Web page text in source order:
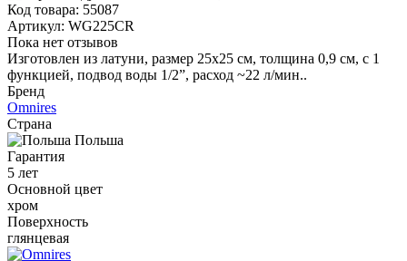
Код товара: 55087
Артикул: WG225CR
Пока нет отзывов
Изготовлен из латуни, размер 25x25 см, толщина 0,9 см, с 1
функцией, подвод воды 1/2”, расход ~22 л/мин..
Бренд
Omnires
Страна
Польша
Гарантия
5 лет
Основной цвет
хром
Поверхность
глянцевая